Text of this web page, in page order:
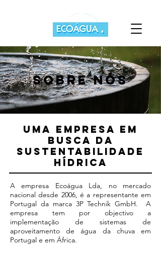
SOBRE NÓS
UMA EMPRESA EM
BUSCA DA
SUSTENTABILIDADE
HÍDRICA
A empresa Ecoágua Lda, no mercado
nacional desde 2006, é a representante em
Portugal da marca 3P Technik GmbH. A
empresa tem por objectivo a
implementação de sistemas de
aproveitamento de água da chuva em
Portugal e em África.